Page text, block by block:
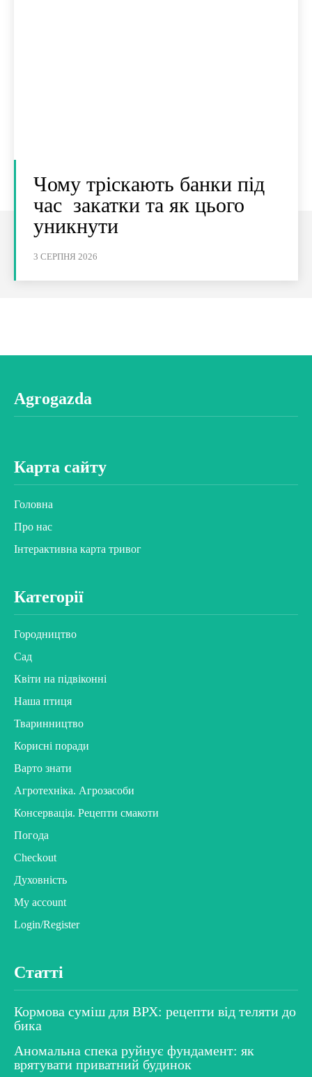
Чому тріскають банки під
час закатки та як цього
уникнути
3 СЕРПНЯ 2026
Agrogazda
Карта сайту
Головна
Про нас
Інтерактивна карта тривог
Категорії
Городництво
Сад
Квіти на підвіконні
Наша птиця
Тваринництво
Корисні поради
Варто знати
Агротехніка. Агрозасоби
Консервація. Рецепти смакоти
Погода
Checkout
Духовність
My account
Login/Register
Статті
Кормова суміш для ВРХ: рецепти від теляти до
бика
Аномальна спека руйнує фундамент: як
врятувати приватний будинок